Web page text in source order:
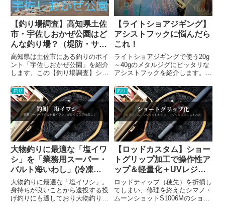
【釣り場調査】高知県土佐
市・宇佐しおかぜ公園はど
んな釣り場？（堤防・サー
フ・テトラ）
高知県は土佐市にある釣りのポイ
ント「宇佐しおかぜ公園」を紹介
します。この【釣り場調査】シリ
経験、腕を上げるために釣り場を
しっかりと把握しようという思惑
から始まっています。そして、そ
の情報をまとめつつ高知で釣り
を...
【ライトショアジギング】
アシストフックに悩んだら
これ！
ライトショアジギングで使う20g
～40gのメタルジグにピッタリな
アシストフックを紹介します。ア
ど多種多様で、特別な用途がない
限りはどれを選ぶべきか悩んでし
まいます。性能差がわかりにくい
割には価格差があるため、悩...
釣り
大物釣りに最適な「塩イワ
シ」を「業務用スーパー・
バルト海いわし」(冷凍イ
ワシ)で作る方法
大物釣りに最適な「塩イワシ」。
身持ちが良いことから遠投する投
げ釣りにも適しており大物釣り全
釣り
【ロッドカスタム】ショー
トグリップ加工で操作性ア
ップ＆軽量化＋UVレジン
でグリップエンド自作
ロッドティップ（穂先）を折損し
てしまい、修理を終えたシマノ・
ムーンショットS1006Mのショー